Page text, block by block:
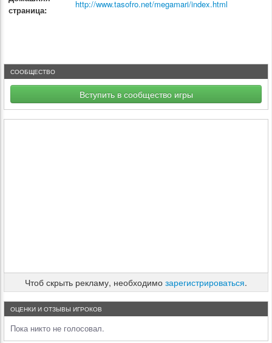
страница:
http://www.tasofro.net/megamari/index.html
СООБЩЕСТВО
Вступить в сообщество игры
Чтоб скрыть рекламу, необходимо зарегистрироваться.
ОЦЕНКИ И ОТЗЫВЫ ИГРОКОВ
Пока никто не голосовал.